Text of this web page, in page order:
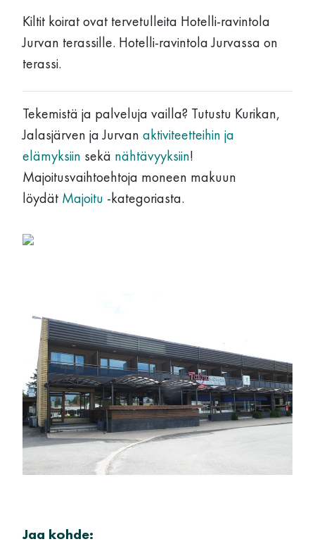
Kiltit koirat ovat tervetulleita Hotelli-ravintola
Jurvan terassille. Hotelli-ravintola Jurvassa on
terassi.
Tekemistä ja palveluja vailla? Tutustu Kurikan,
Jalasjärven ja Jurvan aktiviteetteihin ja
elämyksiin sekä nähtävyyksiin!
Majoitusvaihtoehtoja moneen makuun
löydät Majoitu -kategoriasta.
Jaa kohde: